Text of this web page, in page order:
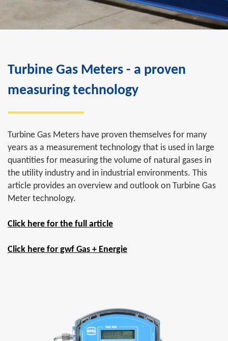
Turbine Gas Meters - a proven
measuring technology
Turbine Gas Meters have proven themselves for many
years as a measurement technology that is used in large
quantities for measuring the volume of natural gases in
the utility industry and in industrial environments. This
article provides an overview and outlook on Turbine Gas
Meter technology.
Click here for the full article
Click here for gwf Gas + Energie